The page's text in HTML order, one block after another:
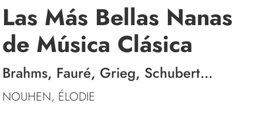
Las Más Bellas Nanas
de Música Clásica
Brahms, Fauré, Grieg, Schubert...
NOUHEN, ÉLODIE